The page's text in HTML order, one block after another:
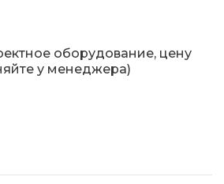
оборудование, цену
у менеджера)